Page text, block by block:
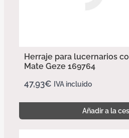
Herraje para lucernarios
Mate Geze 169764
47,93€ IVA incluido
Añadir a la